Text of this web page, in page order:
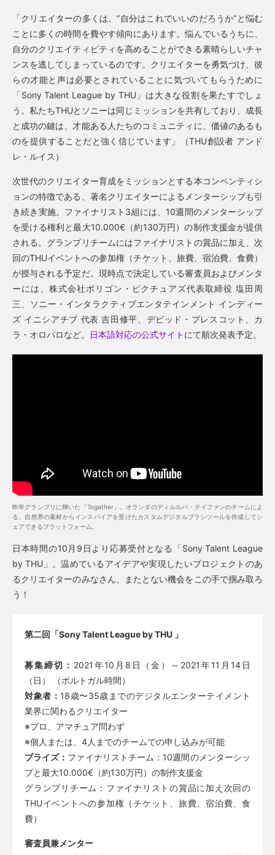
「クリエイターの多くは、”自分はこれでいいのだろうか”と悩む
ことに多くの時間を費やす傾向にあります。悩んでいるうちに、
自分のクリエイティビティを高めることができる素晴らしいチャ
ンスを逃してしまっているのです。クリエイターを勇気づけ、彼
らの才能と声は必要とされていることに気づいてもらうために
「Sony Talent League by THU」は大きな役割を果たすでしょ
う。私たちTHUとソニーは同じミッションを共有しており、成長
と成功の鍵は、才能ある人たちのコミュニティに、価値のあるも
のを提供することだと強く信じています」（THU創設者 アンド
レ・ルイス）
次世代のクリエイター育成をミッションとする本コンペンティシ
ョンの特徴である、著名クリエイターによるメンターシップも引
き続き実施。ファイナリスト3組には、10週間のメンターシップ
を受ける権利と最大10.000€（約130万円）の制作支援金が提供
される。グランプリチームにはファイナリストの賞品に加え、次
回のTHUイベントへの参加権（チケット、旅費、宿泊費、食費）
が授与される予定だ。現時点で決定している審査員およびメンタ
ーには、株式会社ポリゴン・ピクチュアズ代表取締役 塩田周
三、ソニー・インタラクティブエンタテインメント インディー
ズ イニシアチブ 代表 吉田修平、デビッド・プレスコット、カ
ラ・オロパロなど。
日本語対応の公式サイト にて順次発表予定。
昨年グランプリに輝いた「Togather」。オランダのディルルバ・テイファンのチームによ
る、自然界の素材からインスパイアを受けたカスタムデジタルブラシツールを作成してシ
ェアできるプラットフォーム。
日本時間の10月9日より応募受付となる「Sony Talent League
by THU」。温めているアイデアや実現したいプロジェクトのあ
るクリエイターのみなさん、またとない機会をこの手で掴み取ろ
う！
第二回「Sony Talent League by THU 」
募集締切： 2021年10月8日（金）～2021年11月14日
（日） （ポルトガル時間）
対象者： 18歳〜35歳までのデジタルエンターテイメント
業界に関わるクリエイター
※プロ、アマチュア問わず
※個人または、4人までのチームでの申し込みが可能
プライズ： ファイナリストチーム：10週間のメンターシッ
プと最大10.000€（約130万円）の制作支援金
グランプリチーム：ファイナリストの賞品に加え次回の
THUイベントへの参加権（チケット、旅費、宿泊費、食
費）
審査員兼メンター